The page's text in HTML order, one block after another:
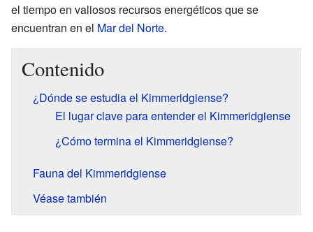
el tiempo en valiosos recursos energéticos que se
encuentran en el Mar del Norte.
Contenido
¿Dónde se estudia el Kimmeridgiense?
El lugar clave para entender el Kimmeridgiense
¿Cómo termina el Kimmeridgiense?
Fauna del Kimmeridgiense
Véase también